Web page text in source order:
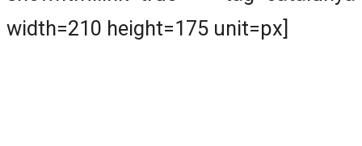
width=210 height=175 unit=px]